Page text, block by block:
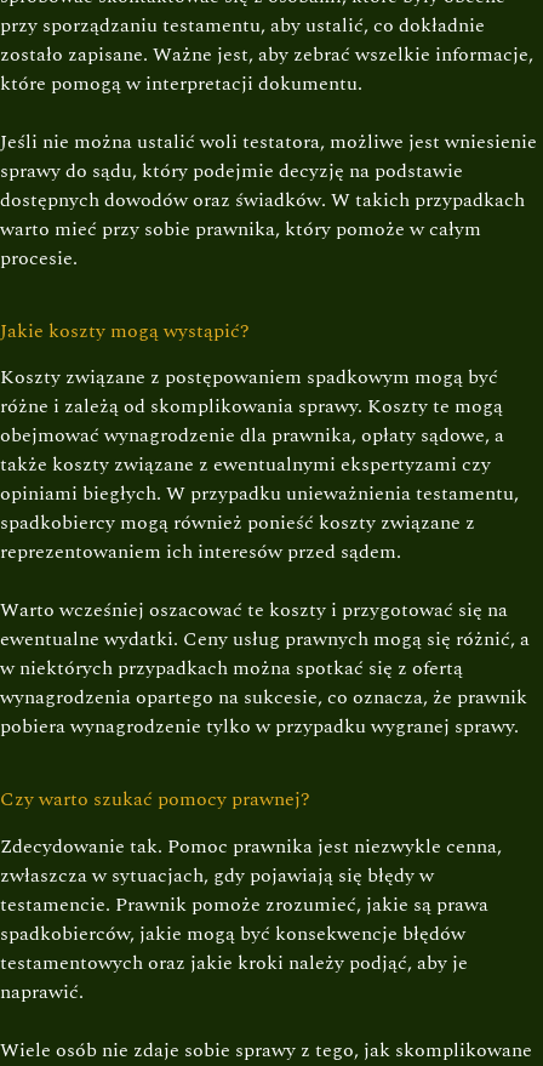
przy sporządzaniu testamentu, aby ustalić, co dokładnie
zostało zapisane. Ważne jest, aby zebrać wszelkie informacje,
które pomogą w interpretacji dokumentu.
Jeśli nie można ustalić woli testatora, możliwe jest wniesienie
sprawy do sądu, który podejmie decyzję na podstawie
dostępnych dowodów oraz świadków. W takich przypadkach
warto mieć przy sobie prawnika, który pomoże w całym
procesie.
Jakie koszty mogą wystąpić?
Koszty związane z postępowaniem spadkowym mogą być
różne i zależą od skomplikowania sprawy. Koszty te mogą
obejmować wynagrodzenie dla prawnika, opłaty sądowe, a
także koszty związane z ewentualnymi ekspertyzami czy
opiniami biegłych. W przypadku unieważnienia testamentu,
spadkobiercy mogą również ponieść koszty związane z
reprezentowaniem ich interesów przed sądem.
Warto wcześniej oszacować te koszty i przygotować się na
ewentualne wydatki. Ceny usług prawnych mogą się różnić, a
w niektórych przypadkach można spotkać się z ofertą
wynagrodzenia opartego na sukcesie, co oznacza, że prawnik
pobiera wynagrodzenie tylko w przypadku wygranej sprawy.
Czy warto szukać pomocy prawnej?
Zdecydowanie tak. Pomoc prawnika jest niezwykle cenna,
zwłaszcza w sytuacjach, gdy pojawiają się błędy w
testamencie. Prawnik pomoże zrozumieć, jakie są prawa
spadkobierców, jakie mogą być konsekwencje błędów
testamentowych oraz jakie kroki należy podjąć, aby je
naprawić.
Wiele osób nie zdaje sobie sprawy z tego, jak skomplikowane